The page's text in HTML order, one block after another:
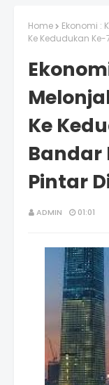
Home
Ekonomi :
Ke Kedudukan
Ke
Bandar
Pintar
ADMIN 01:01